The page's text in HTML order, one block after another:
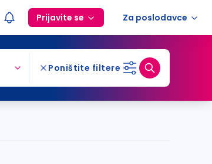
Prijavite se Za poslodavce
Poništite filtere